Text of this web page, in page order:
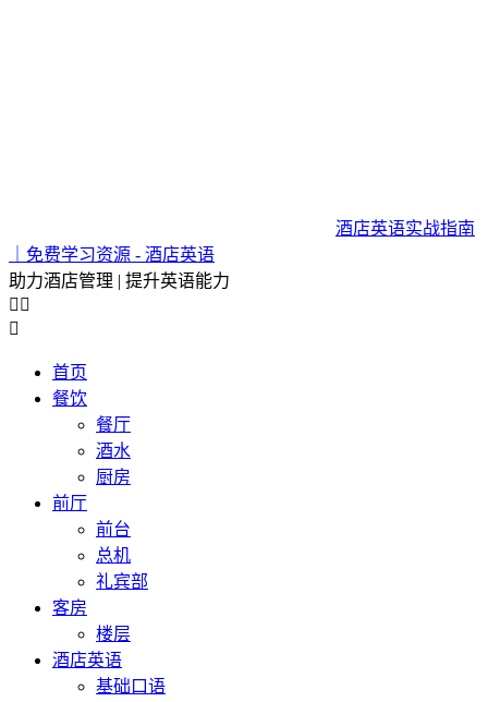
酒店英语实战指南
｜免费学习资源 - 酒店英语
助力酒店管理 | 提升英语能力
 

首页
餐饮
餐厅
酒水
厨房
前厅
前台
总机
礼宾部
客房
楼层
酒店英语
基础口语